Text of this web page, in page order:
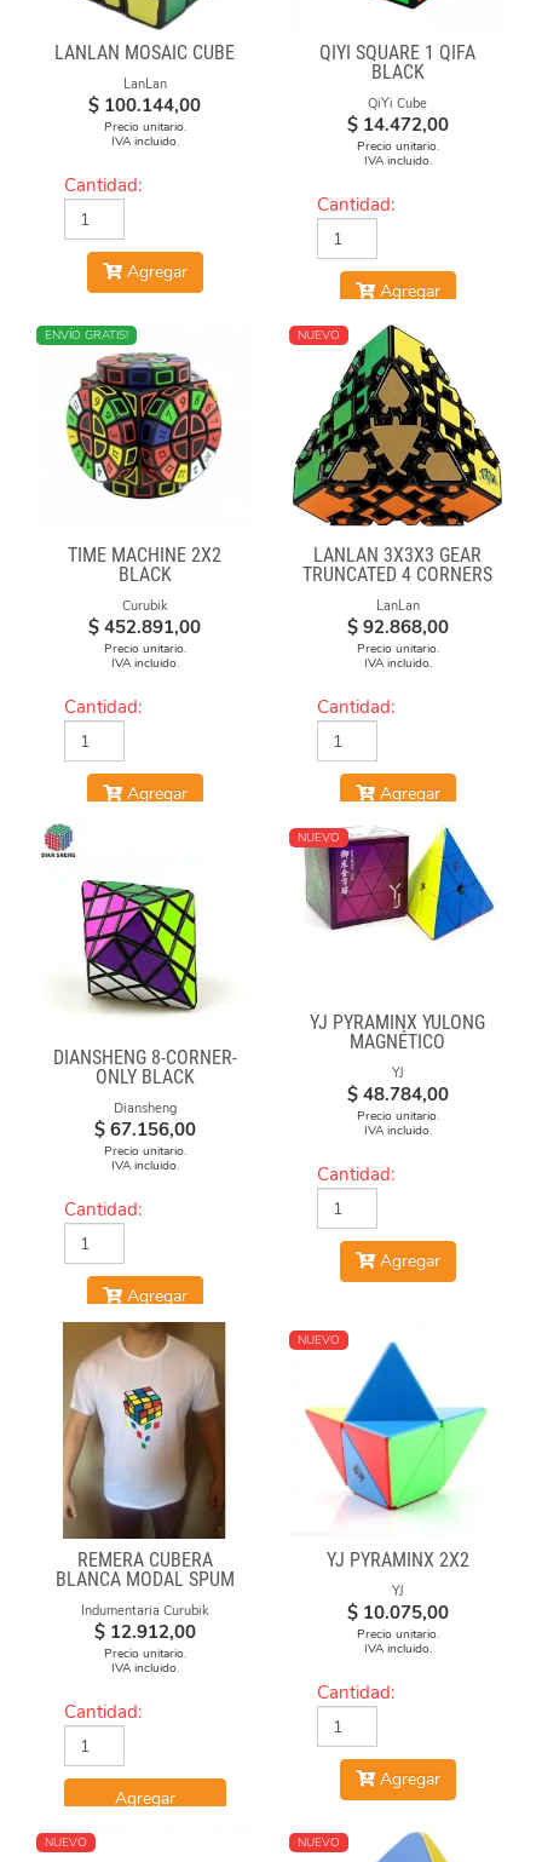
LANLAN MOSAIC CUBE
LanLan
$ 100.144,00
Precio unitario.
IVA incluido.
Cantidad:
Agregar
QIYI SQUARE 1 QIFA
BLACK
QiYi Cube
$ 14.472,00
Precio unitario.
IVA incluido.
Cantidad:
Agregar
NUEVO
ENVÍO GRATIS!
TIME MACHINE 2X2
BLACK
Curubik
$ 452.891,00
Precio unitario.
IVA incluido.
Cantidad:
Agregar
NUEVO
LANLAN 3X3X3 GEAR
TRUNCATED 4 CORNERS
LanLan
$ 92.868,00
Precio unitario.
IVA incluido.
Cantidad:
Agregar
DIANSHENG 8-CORNER-
ONLY BLACK
Diansheng
$ 67.156,00
Precio unitario.
IVA incluido.
Cantidad:
Agregar
NUEVO
YJ PYRAMINX YULONG
MAGNÉTICO
YJ
$ 48.784,00
Precio unitario.
IVA incluido.
Cantidad:
Agregar
REMERA CUBERA
BLANCA MODAL SPUM
Indumentaria Curubik
$ 12.912,00
Precio unitario.
IVA incluido.
Cantidad:
Agregar
NUEVO
YJ PYRAMINX 2X2
YJ
$ 10.075,00
Precio unitario.
IVA incluido.
Cantidad:
Agregar
NUEVO NUEVO